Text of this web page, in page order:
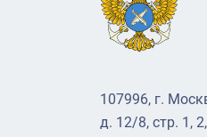
107996, г.
д. 12/8, стр. 1,